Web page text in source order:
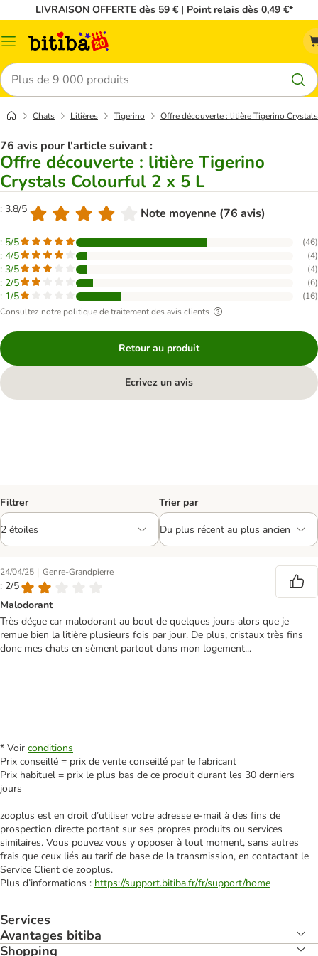
LIVRAISON OFFERTE dès 59 € | Point relais dès 0,49 €*
Menu
Rechercher
Chats Litières Tigerino Offre découverte : litière Tigerino
76 avis pour l'article suivant :
Offre découverte : litière Tigerino
Crystals Colourful 2 x 5 L
: 3.8/5 Note moyenne (76 avis)
: 5/5 (46)
: 4/5 (4)
: 3/5 (4)
: 2/5 (6)
: 1/5 (16)
Consultez notre politique de traitement des avis clients
Retour au produit
Ecrivez un avis
Filtrer Trier par
24/04/25 | Genre-Grandpierre
: 2/5
Malodorant
Très déçue car malodorant au bout de quelques jours alors que je
remue bien la litière plusieurs fois par jour. De plus, cristaux très fins
donc mes chats en sèment partout dans mon logement...
* Voir conditions
Prix conseillé = prix de vente conseillé par le fabricant
Prix habituel = prix le plus bas de ce produit durant les 30 derniers
jours
zooplus est en droit d’utiliser votre adresse e‑mail à des fins de
prospection directe portant sur ses propres produits ou services
similaires. Vous pouvez vous y opposer à tout moment, sans autres
frais que ceux liés au tarif de base de la transmission, en contactant le
Service Client de zooplus.
Plus d’informations : https://support.bitiba.fr/fr/support/home
Services
Avantages bitiba
Shopping